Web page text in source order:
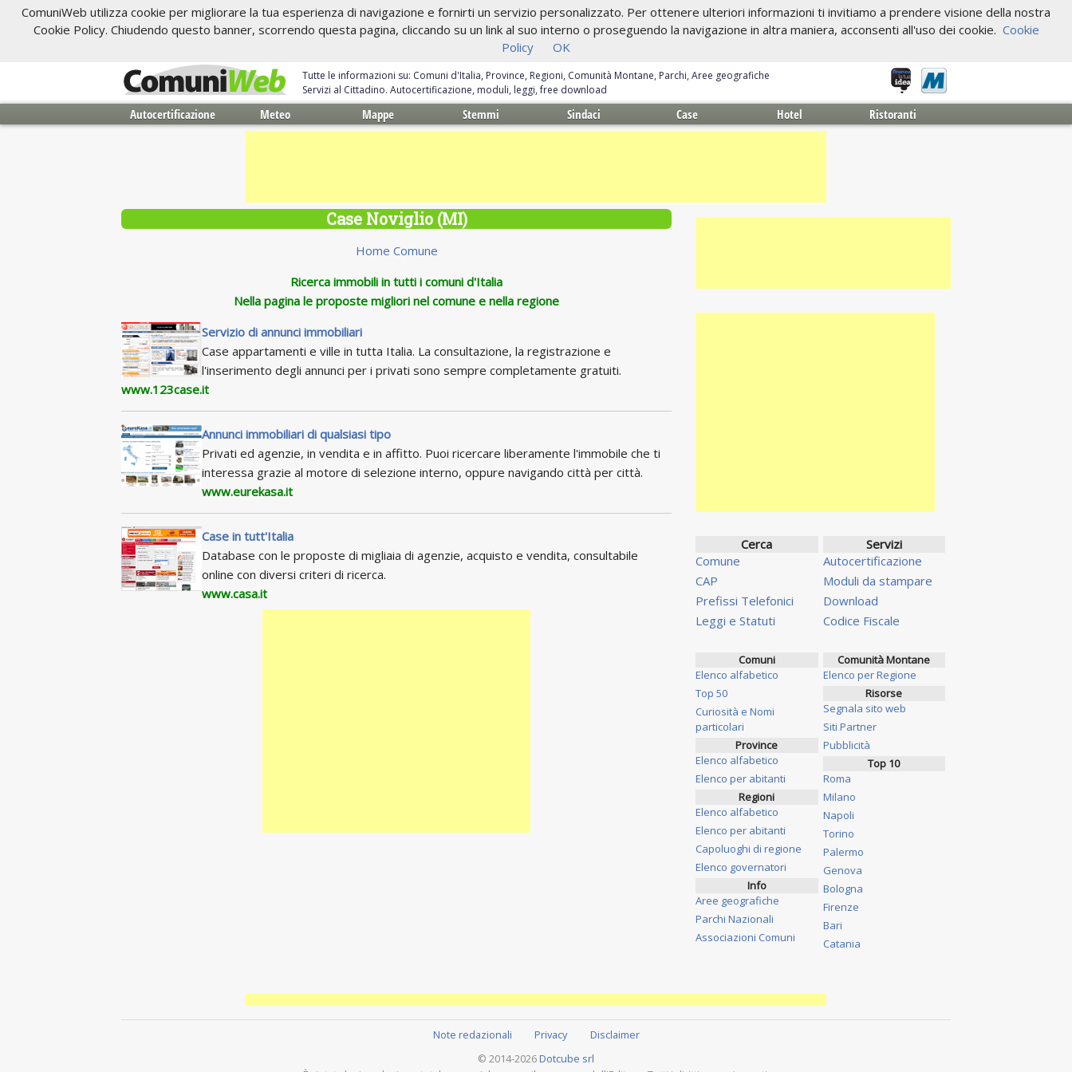
ComuniWeb utilizza cookie per migliorare la tua esperienza di navigazione e fornirti un servizio personalizzato. Per ottenere ulteriori informazioni ti invitiamo a prendere visione della nostra
Cookie Policy. Chiudendo questo banner, scorrendo questa pagina, cliccando su un link al suo interno o proseguendo la navigazione in altra maniera, acconsenti all'uso dei cookie. Cookie
Policy
OK
Tutte le informazioni su: Comuni d'Italia, Province, Regioni, Comunità Montane, Parchi, Aree geografiche
Servizi al Cittadino. Autocertificazione, moduli, leggi, free download
Autocertificazione Meteo Mappe Stemmi Sindaci Case Hotel Ristoranti
Case Noviglio (MI)
Home Comune
Ricerca immobili in tutti i comuni d'Italia
Nella pagina le proposte migliori nel comune e nella regione
Servizio di annunci immobiliari
Case appartamenti e ville in tutta Italia. La consultazione, la registrazione e
l'inserimento degli annunci per i privati sono sempre completamente gratuiti.
www.123case.it
Annunci immobiliari di qualsiasi tipo
Privati ed agenzie, in vendita e in affitto. Puoi ricercare liberamente l'immobile che ti
interessa grazie al motore di selezione interno, oppure navigando città per città.
www.eurekasa.it
Case in tutt'Italia
Database con le proposte di migliaia di agenzie, acquisto e vendita, consultabile
online con diversi criteri di ricerca.
www.casa.it
Cerca
Comune
CAP
Prefissi Telefonici
Leggi e Statuti
Servizi
Autocertificazione
Moduli da stampare
Download
Codice Fiscale
Comuni
Elenco alfabetico
Top 50
Curiosità e Nomi
particolari
Province
Elenco alfabetico
Elenco per abitanti
Regioni
Elenco alfabetico
Elenco per abitanti
Capoluoghi di regione
Elenco governatori
Info
Aree geografiche
Parchi Nazionali
Associazioni Comuni
Comunità Montane
Elenco per Regione
Risorse
Segnala sito web
Siti Partner
Pubblicità
Top 10
Roma
Milano
Napoli
Torino
Palermo
Genova
Bologna
Firenze
Bari
Catania
Note redazionali Privacy
Disclaimer
© 2014-2026 Dotcube srl